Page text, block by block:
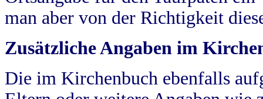
man aber von der Richtigkeit
Zusätzliche Angaben im
Die im Kirchenbuch ebenfalls